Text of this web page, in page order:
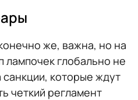
же, важна, но на
лампочек глобально не
санкции, которые ждут
четкий регламент